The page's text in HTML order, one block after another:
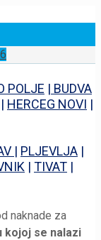
POLJE | BUDVA
| HERCEG NOVI |
| PLJEVLJA |
| TIVAT |
naknade za
kojoj se nalazi